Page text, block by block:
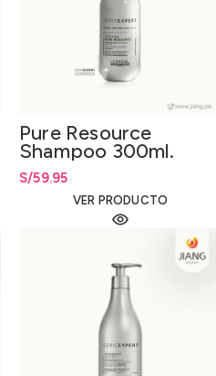
Pure Resource
Shampoo 300ml.
S/59.95
VER PRODUCTO